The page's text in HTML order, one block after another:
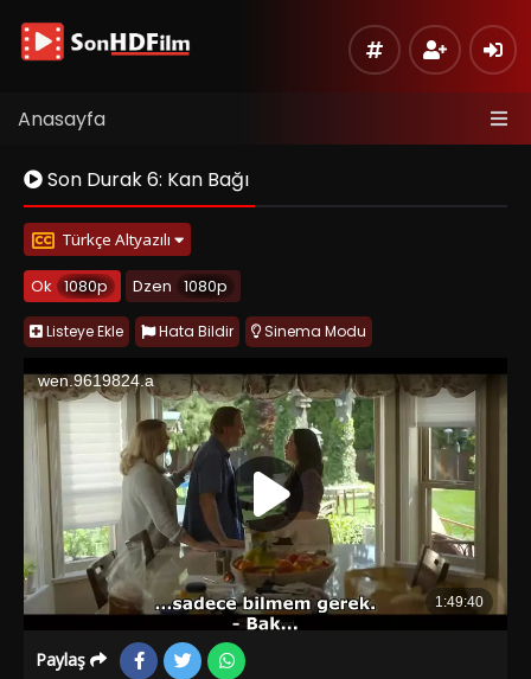
Anasayfa
Son Durak 6: Kan Bağı
Türkçe Altyazılı
Ok 1080p Dzen 1080p
Listeye Ekle Hata Bildir Sinema Modu
Paylaş